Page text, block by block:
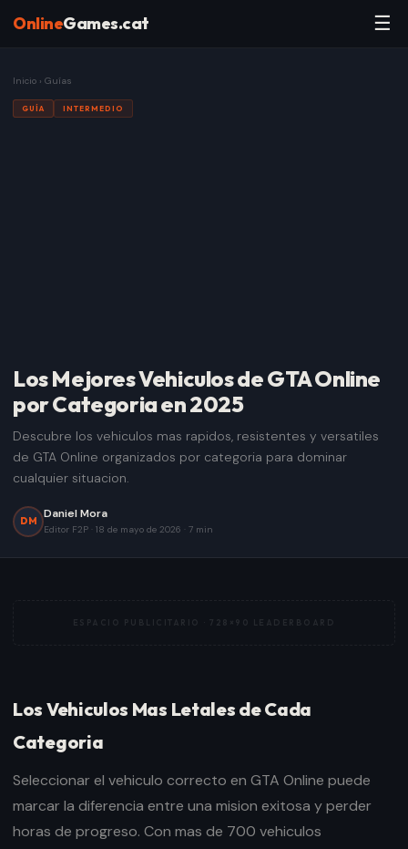
OnlineGames.cat ☰
Inicio › Guías
GUÍA INTERMEDIO
Los Mejores Vehiculos de GTA Online
por Categoria en 2025
Descubre los vehiculos mas rapidos, resistentes y versatiles
de GTA Online organizados por categoria para dominar
cualquier situacion.
DM Daniel Mora
Editor F2P 18 de mayo de 2026 7 min
ESPACIO PUBLICITARIO ·728×90 LEADERBOARD
Los Vehiculos Mas Letales de Cada
Categoria
Seleccionar el vehiculo correcto en GTA Online puede
marcar la diferencia entre una mision exitosa y perder
horas de progreso. Con mas de 700 vehiculos